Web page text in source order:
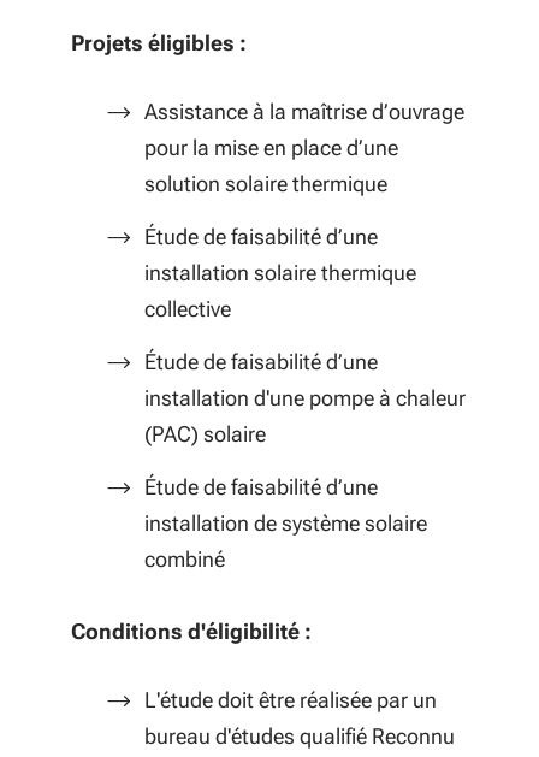
Projets éligibles :
Assistance à la maîtrise d’ouvrage
pour la mise en place d’une
solution solaire thermique
Étude de faisabilité d’une
installation solaire thermique
collective
Étude de faisabilité d’une
installation d'une pompe à chaleur
(PAC) solaire
Étude de faisabilité d’une
installation de système solaire
combiné
Conditions d'éligibilité :
L'étude doit être réalisée par un
bureau d'études qualifié Reconnu